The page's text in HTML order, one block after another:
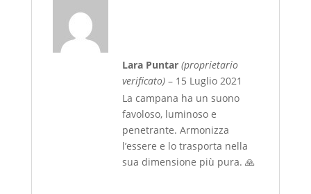
Lara Puntar (proprietario
verificato) – 15 Luglio 2021
La campana ha un suono
favoloso, luminoso e
penetrante. Armonizza
l’essere e lo trasporta nella
sua dimensione più pura. 🙏